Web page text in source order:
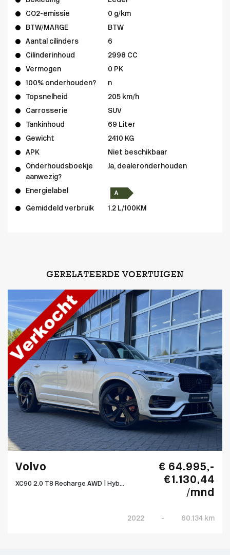
CO2-emissie
0 g/km
BTW/MARGE
BTW
Aantal cilinders
6
Cilinderinhoud
2998 CC
Vermogen
0 PK
100% onderhouden?
n
Topsnelheid
205 km/h
Carrosserie
SUV
Tankinhoud
69 Liter
Gewicht
2410 KG
APK
Niet beschikbaar
Onderhoudsboekje
aanwezig?
Ja, dealeronderhouden
Energielabel
Gemiddeld verbruik 1.2 L/100KM
GERELATEERDE VOERTUIGEN
Volvo
XC90 2.0 T8 Recharge AWD | Hyb...
€ 64.995,-
€ 1.130,44
/mnd
2022 - 60.134 km